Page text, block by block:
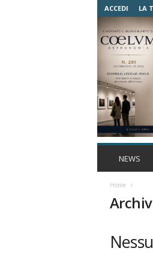
ACCEDI LA
NEWS
Home